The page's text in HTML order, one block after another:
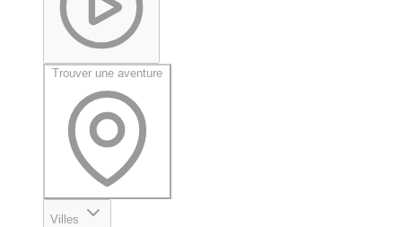
Trouver une aventure
Villes